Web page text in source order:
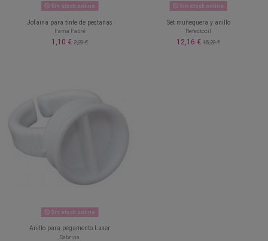
Sin stock online
Jofaina para tinte de pestañas
Fama Fabré
1,10 € 2,20 €
Sin stock online
Set muñequera y anillo
Refectocil
12,16 € 15,20 €
Sin stock online
Anillo para pegamento Laser
Sabrina